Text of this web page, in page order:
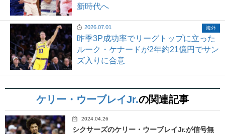
新時代へ
2026.07.01
昨季3P成功率でリーグトップに立った
ルーク・ケナードが2年約21億円でサン
ズ入りに合意
海外
ケリー・ウーブレイJr.の関連記事
2024.04.26
シクサーズのケリー・ウーブレイJr.が信号無